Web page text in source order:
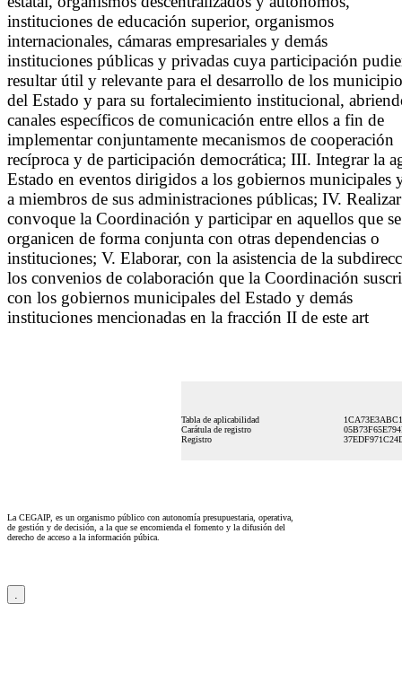
instituciones de educación superior, organismos
internacionales, cámaras empresariales y demás
instituciones públicas y privadas cuya participación
resultar útil y relevante para el desarrollo de los
del Estado y para su fortalecimiento institucional,
canales específicos de comunicación entre ellos a fin de
implementar conjuntamente mecanismos de cooperación
recíproca y de participación democrática; III. Integrar la
Estado en eventos dirigidos a los gobiernos municipales
a miembros de sus administraciones públicas; IV.
convoque la Coordinación y participar en aquellos que se
organicen de forma conjunta con otras dependencias o
instituciones; V. Elaborar, con la asistencia de la
los convenios de colaboración que la Coordinación
con los gobiernos municipales del Estado y demás
instituciones mencionadas en la fracción II de este art
Tabla de aplicabilidad
Carátula de registro
Registro
La CEGAIP, es un organismo público con autonomía presupuestaria, operativa,
de gestión y de decisión, a la que se encomienda el fomento y la difusión del
derecho de acceso a la información púbica.